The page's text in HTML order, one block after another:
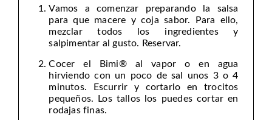
Vamos a comenzar preparando la salsa
para que macere y coja sabor. Para ello,
mezclar todos los ingredientes y
salpimentar al gusto. Reservar.
Cocer el Bimi® al vapor o en agua
hirviendo con un poco de sal unos 3 o 4
minutos. Escurrir y cortarlo en trocitos
pequeños. Los tallos los puedes cortar en
rodajas finas.